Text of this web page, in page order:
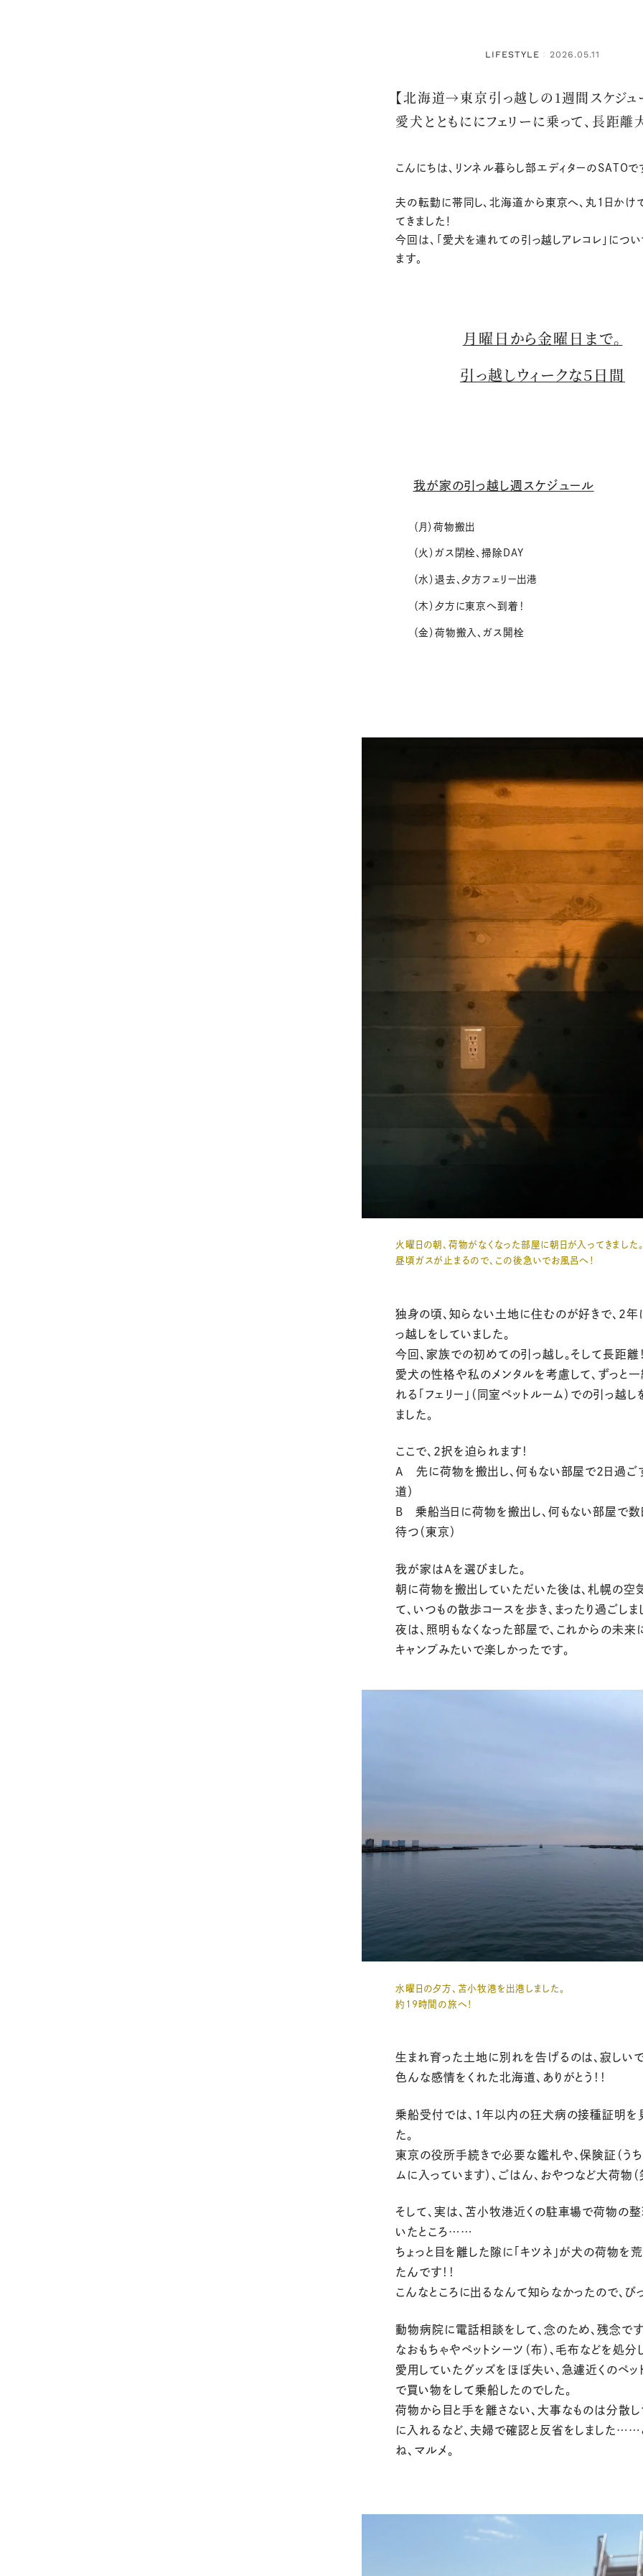
LIFESTYLE ： 2026.05.11
【北海道→東京引っ越しの1週間スケジュ
愛犬とともににフェリーに乗って、長距離
こんにちは、リンネル暮らし部エディターのSATOで
夫の転勤に帯同し、北海道から東京へ、丸1日かけ
てきました！
今回は、「愛犬を連れての引っ越しアレコレ」につ
ます。
月曜日から金曜日まで。
引っ越しウィークな５日間
我が家の引っ越し週スケジュール
（月）荷物搬出
（火）ガス閉栓、掃除DAY
（水）退去、夕方フェリー出港
（木）夕方に東京へ到着！
（金）荷物搬入、ガス開栓
火曜日の朝、荷物がなくなった部屋に朝日が入ってきました
昼頃ガスが止まるので、この後急いでお風呂へ！
独身の頃、知らない土地に住むのが好きで、2
っ越しをしていました。
今回、家族での初めての引っ越し。そして長距離
愛犬の性格や私のメンタルを考慮して、ずっと
れる「フェリー」（同室ペットルーム）での引っ越
ました。
ここで、2択を迫られます！
A 先に荷物を搬出し、何もない部屋で2日過ご
道）
B 乗船当日に荷物を搬出し、何もない部屋で
待つ（東京）
我が家はAを選びました。
朝に荷物を搬出していただいた後は、札幌の空
て、いつもの散歩コースを歩き、まったり過ごしま
夜は、照明もなくなった部屋で、これからの未来
キャンプみたいで楽しかったです。
水曜日の夕方、苫小牧港を出港しました。
約19時間の旅へ！
生まれ育った土地に別れを告げるのは、寂しい
色んな感情をくれた北海道、ありがとう！！
乗船受付では、1年以内の狂犬病の接種証明を
た。
東京の役所手続きで必要な鑑札や、保険証（う
ムに入っています）、ごはん、おやつなど大荷物（
そして、実は、苫小牧港近くの駐車場で荷物の
いたところ……
ちょっと目を離した隙に「キツネ」が犬の荷物を
たんです！！
こんなところに出るなんて知らなかったので、びっ
動物病院に電話相談をして、念のため、残念で
なおもちゃやペットシーツ（布）、毛布などを処分
愛用していたグッズをほぼ失い、急遽近くのペッ
で買い物をして乗船したのでした。
荷物から目と手を離さない、大事なものは分散
に入れるなど、夫婦で確認と反省をしました
ね、マルメ。